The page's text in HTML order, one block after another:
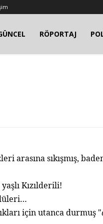
RÖPORTAJ
arasına sıkışmış,
Kızılderili!
için utanca durmuş "